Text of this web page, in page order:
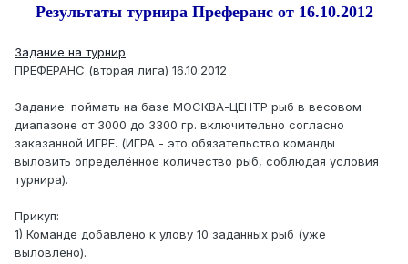
Результаты турнира Преферанс от 16.10.2012
Задание на турнир
ПРЕФЕРАНС (вторая лига) 16.10.2012
Задание: поймать на базе МОСКВА-ЦЕНТР рыб в весовом
диапазоне от 3000 до 3300 гр. включительно согласно
заказанной ИГРЕ. (ИГРА - это обязательство команды
выловить определённое количество рыб, соблюдая условия
турнира).
Прикуп:
1) Команде добавлено к улову 10 заданных рыб (уже
выловлено).